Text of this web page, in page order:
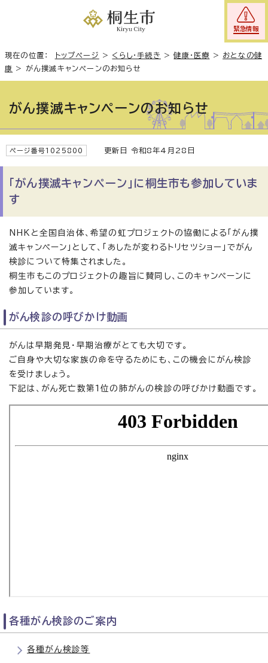
緊急情報
現在の位置： トップページ > くらし・手続き >健康・医療 > おとなの健
康 > がん撲滅キャンペーンのお知らせ
がん撲滅キャンペーンのお知らせ
ページ番号1025800 更新日 令和8年4月28日
「がん撲滅キャンペーン」に桐生市も参加していま
す
NHKと全国自治体、希望の虹プロジェクトの協働による「がん撲
滅キャンペーン」として、「あしたが変わるトリセツショー」でがん
検診について特集されました。
桐生市もこのプロジェクトの趣旨に賛同し、このキャンペーンに
参加しています。
がん検診の呼びかけ動画
がんは早期発見・早期治療がとても大切です。
ご自身や大切な家族の命を守るためにも、この機会にがん検診
を受けましょう。
下記は、がん死亡数第1位の肺がんの検診の呼びかけ動画です。
各種がん検診のご案内
各種がん検診等